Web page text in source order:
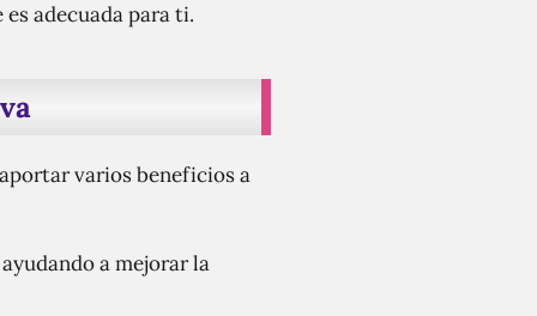
adecuada para ti.
varios beneficios a
a mejorar la